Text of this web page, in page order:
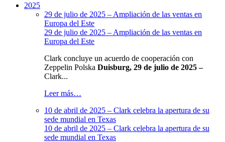
2025
29 de julio de 2025 – Ampliación de las ventas en
Europa del Este
29 de julio de 2025 – Ampliación de las ventas en
Europa del Este
Clark concluye un acuerdo de cooperación con
Zeppelin Polska Duisburg, 29 de julio de 2025 –
Clark...
Leer más…
10 de abril de 2025 – Clark celebra la apertura de su
sede mundial en Texas
10 de abril de 2025 – Clark celebra la apertura de su
sede mundial en Texas